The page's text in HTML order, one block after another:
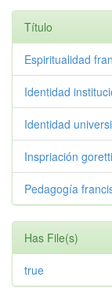
Título
Espiritualidad
Identidad
Identidad
Inspriación
Pedagogía
Has File(s)
true